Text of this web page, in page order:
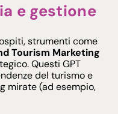
e gestione
strumenti come
Tourism Marketing
Questi GPT
del turismo e
mirate (ad esempio,